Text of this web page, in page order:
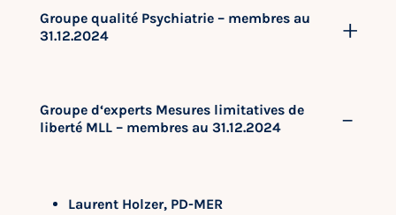
Groupe qualité Psychiatrie – membres au
31.12.2024
Groupe d‘experts Mesures limitatives de
liberté MLL – membres au 31.12.2024
Laurent Holzer, PD-MER